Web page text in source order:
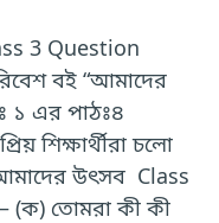
3 Question
বই “আমাদের
১ এর পাঠঃ৪
শিক্ষার্থীরা চলো
আমাদের উৎসব Class
(ক) তোমরা কী কী